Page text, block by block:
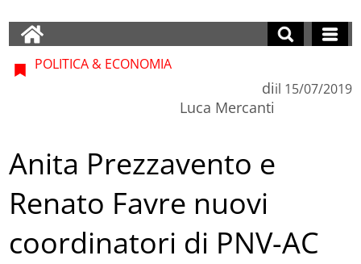
POLITICA & ECONOMIA
di
Luca Mercanti
il 15/07/2019
Anita Prezzavento e
Renato Favre nuovi
coordinatori di PNV-AC